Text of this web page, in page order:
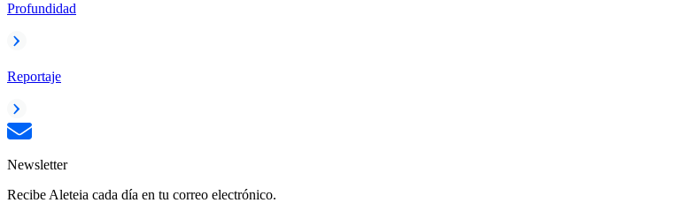
Profundidad
Reportaje
Newsletter
Recibe Aleteia cada día en tu correo electrónico.